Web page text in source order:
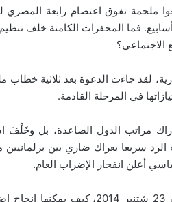
ملحمة تفوق اعتصام رابعة المصري
فما المحفزات الكامنة خلف
لقد جاءت الدعوة بعد ثلاثية خطاب
في المرحلة القادمة.
مراتب الدول الصاعدة، بل وخَلْفَ
سريعا بعراك ضاري بين
أعلن انفجار الإضراب العام.
يستوقف المتابع وضع النقابات الضعيف والاخفاق في